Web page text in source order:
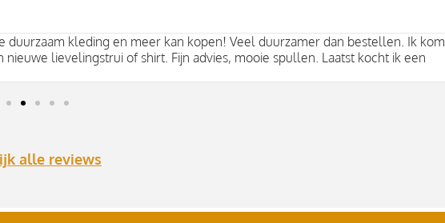
kleding en meer kan kopen! Veel duurzamer dan bestellen. Ik kom
lievelingstrui of shirt. Fijn advies, mooie spullen. Laatst kocht ik een
alle reviews